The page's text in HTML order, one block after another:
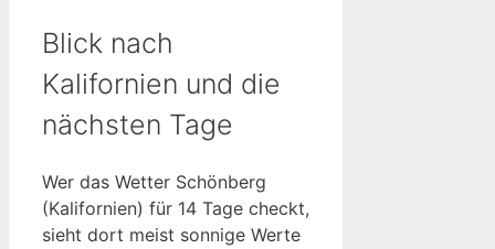
Blick nach
Kalifornien und die
nächsten Tage
Wer das Wetter Schönberg
(Kalifornien) für 14 Tage checkt,
sieht dort meist sonnige Werte